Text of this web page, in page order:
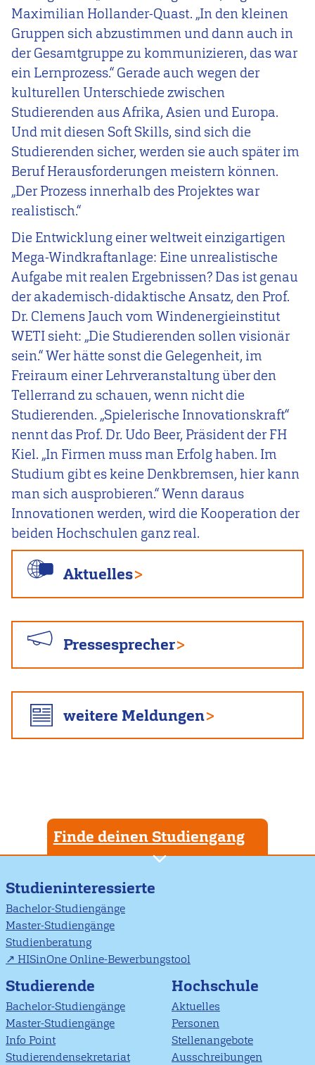
Maximilian Hollander-Quast. „In den kleinen
Gruppen sich abzustimmen und dann auch in
der Gesamtgruppe zu kommunizieren, das war
ein Lernprozess.“ Gerade auch wegen der
kulturellen Unterschiede zwischen
Studierenden aus Afrika, Asien und Europa.
Und mit diesen Soft Skills, sind sich die
Studierenden sicher, werden sie auch später im
Beruf Herausforderungen meistern können.
„Der Prozess innerhalb des Projektes war
realistisch.“
Die Entwicklung einer weltweit einzigartigen
Mega-Windkraftanlage: Eine unrealistische
Aufgabe mit realen Ergebnissen? Das ist genau
der akademisch-didaktische Ansatz, den Prof.
Dr. Clemens Jauch vom Windenergieinstitut
WETI sieht: „Die Studierenden sollen visionär
sein.“ Wer hätte sonst die Gelegenheit, im
Freiraum einer Lehrveranstaltung über den
Tellerrand zu schauen, wenn nicht die
Studierenden. „Spielerische Innovationskraft“
nennt das Prof. Dr. Udo Beer, Präsident der FH
Kiel. „In Firmen muss man Erfolg haben. Im
Studium gibt es keine Denkbremsen, hier kann
man sich ausprobieren.“ Wenn daraus
Innovationen werden, wird die Kooperation der
beiden Hochschulen ganz real.
Aktuelles
Pressesprecher
weitere Meldungen
Finde deinen Studiengang
Studieninteressierte
Bachelor-Studiengänge
Master-Studiengänge
Studienberatung
HISinOne Online-Bewerbungstool
Studierende
Bachelor-Studiengänge
Master-Studiengänge
Info Point
Studierendensekretariat
Hochschule
Aktuelles
Personen
Stellenangebote
Ausschreibungen